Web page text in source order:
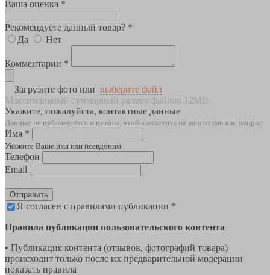
Ваша оценка *
Рекомендуете данный товар? *
Да
Нет
Комментарии *
Загрузите фото или выберите файл
Максимальный суммарный размер файлов 12MB
Укажите, пожалуйста, контактные данные
Данные не публикуются и нужны, чтобы ответить на ваш отзыв или вопрос
Имя *
Укажите Ваше имя или псевдоним
Телефон
Email
Отправить
Я согласен с правилами публикации *
Правила публикации пользовательского контента
• Публикация контента (отзывов, фотографий товара)
происходит только после их предварительной модерации
показать правила